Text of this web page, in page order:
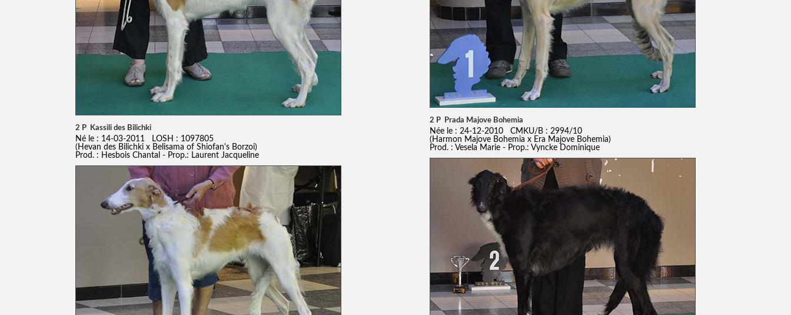
2 P Kassili des Bilichki
Né le : 14-03-2011 LOSH : 1097805
(Hevan des Bilichki x Belisama of Shiofan's Borzoi)
Prod. : Hesbois Chantal - Prop.: Laurent Jacqueline
2 P Prada Majove Bohemia
Née le : 24-12-2010 CMKU/B : 2994/10
(Harmon Majove Bohemia x Era Majove Bohemia)
Prod. : Vesela Marie - Prop.: Vyncke Dominique